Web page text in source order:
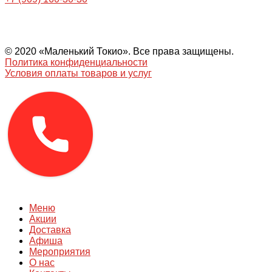
© 2020 «Маленький Токио». Все права защищены.
Политика конфиденциальности
Условия оплаты товаров и услуг
Меню
Акции
Доставка
Афиша
Мероприятия
О нас